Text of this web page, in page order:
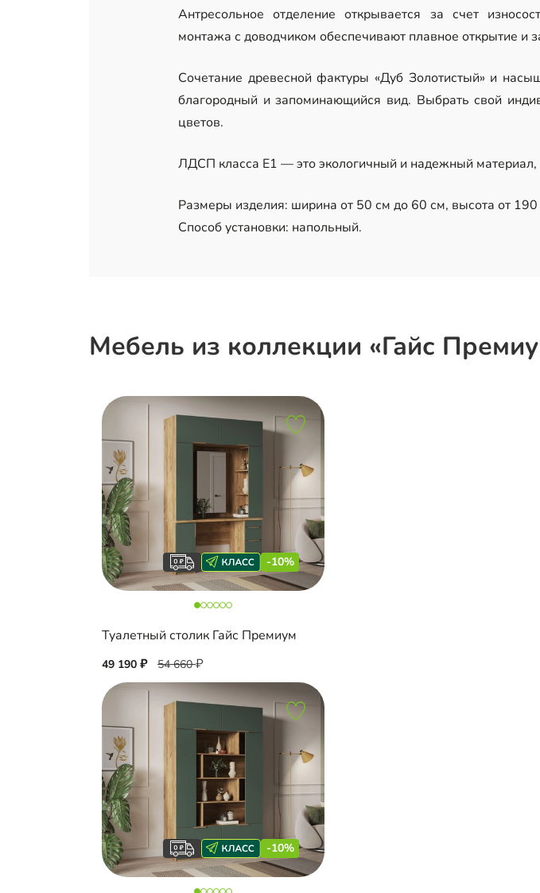
Антресольное отделение открывается за счет
монтажа с доводчиком обеспечивают плавное открытие и
Сочетание древесной фактуры «Дуб Золотистый» и
благородный и запоминающийся вид. Выбрать свой
цветов.
ЛДСП класса Е1 — это экологичный и надежный материал,
Размеры изделия: ширина от 50 см до 60 см, высота от
Способ установки: напольный.
Мебель из коллекции «Гайс
-10%
Туалетный столик Гайс Премиум
49 190 54 660
-10%